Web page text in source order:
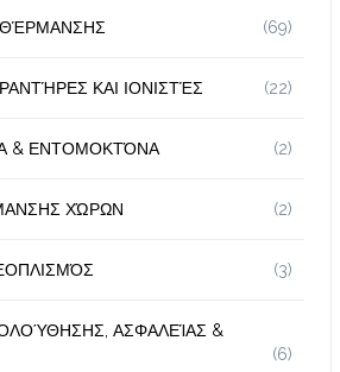
(69)
ΚΑΙ ΙΟΝΙΣΤΈΣ (22)
& ΕΝΤΟΜΟΚΤΌΝΑ (2)
ΧΏΡΩΝ (2)
(3)
ΑΣΦΑΛΕΊΑΣ &
(6)